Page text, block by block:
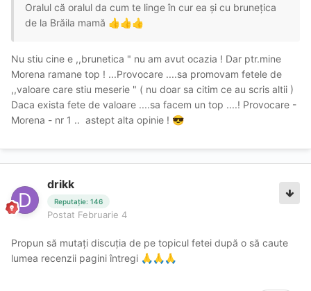
Oralul că oralul da cum te linge în cur ea și cu brunețica
de la Brăila mamă 👍👍👍
Nu stiu cine e ,,brunetica " nu am avut ocazia ! Dar ptr.mine
Morena ramane top ! ...Provocare ....sa promovam fetele de
,,valoare care stiu meserie " ( nu doar sa citim ce au scris altii )
Daca exista fete de valoare ....sa facem un top ....! Provocare -
Morena - nr 1 .. astept alta opinie ! 😎
drikk
Reputație: 146
Postat Februarie 4
Propun să mutați discuția de pe topicul fetei după o să caute
lumea recenzii pagini întregi 🙏🙏🙏